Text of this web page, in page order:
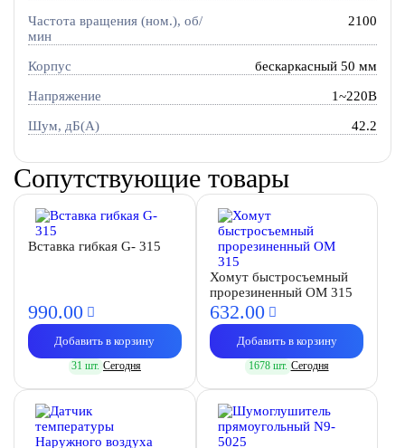
Частота вращения (ном.), об/
мин
2100
Корпус бескаркасный 50 мм
Напряжение 1~220В
Шум, дБ(А) 42.2
Сопутствующие товары
Вставка гибкая G- 315
990.00
Добавить в корзину
31 шт. Сегодня
Хомут быстросъемный
прорезиненный OM 315
632.00
Добавить в корзину
1678 шт. Сегодня